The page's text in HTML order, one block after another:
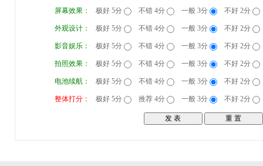
屏幕效果： 极好 5分 不错 4分 一般 3分 不好 2分
外观设计： 极好 5分 不错 4分 一般 3分 不好 2分
影音娱乐： 极好 5分 不错 4分 一般 3分 不好 2分
拍照效果： 极好 5分 不错 4分 一般 3分 不好 2分
电池续航： 极好 5分 不错 4分 一般 3分 不好 2分
整体打分： 极好 5分 推荐 4分 一般 3分 不好 2分